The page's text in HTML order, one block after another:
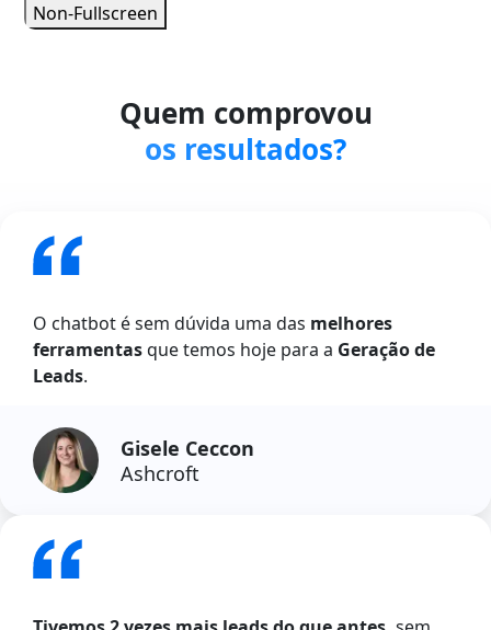
Non-Fullscreen
Quem comprovou
os resultados?
O chatbot é sem dúvida uma das melhores
ferramentasque temos hoje para a Geração de
Leads.
Gisele Ceccon
Ashcroft